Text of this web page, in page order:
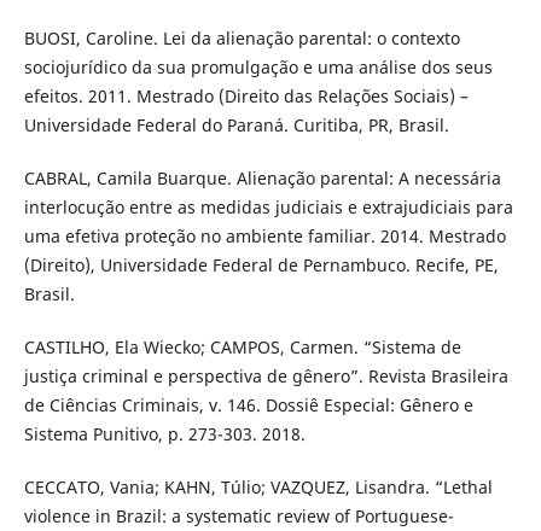
BUOSI, Caroline. Lei da alienação parental: o contexto
sociojurídico da sua promulgação e uma análise dos seus
efeitos. 2011. Mestrado (Direito das Relações Sociais) –
Universidade Federal do Paraná. Curitiba, PR, Brasil.
CABRAL, Camila Buarque. Alienação parental: A necessária
interlocução entre as medidas judiciais e extrajudiciais para
uma efetiva proteção no ambiente familiar. 2014. Mestrado
(Direito), Universidade Federal de Pernambuco. Recife, PE,
Brasil.
CASTILHO, Ela Wiecko; CAMPOS, Carmen. “Sistema de
justiça criminal e perspectiva de gênero”. Revista Brasileira
de Ciências Criminais, v. 146. Dossiê Especial: Gênero e
Sistema Punitivo, p. 273-303. 2018.
CECCATO, Vania; KAHN, Túlio; VAZQUEZ, Lisandra. “Lethal
violence in Brazil: a systematic review of Portuguese-